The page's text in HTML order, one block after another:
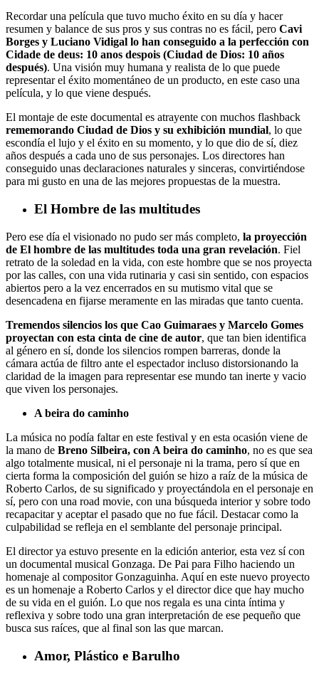
Recordar una película que tuvo mucho éxito en su día y hacer
resumen y balance de sus pros y sus contras no es fácil, pero Cavi
Borges y Luciano Vidigal lo han conseguido a la perfección con
Cidade de deus: 10 anos despois (Ciudad de Dios: 10 años
después). Una visión muy humana y realista de lo que puede
representar el éxito momentáneo de un producto, en este caso una
película, y lo que viene después.
El montaje de este documental es atrayente con muchos flashback
rememorando Ciudad de Dios y su exhibición mundial, lo que
escondía el lujo y el éxito en su momento, y lo que dio de sí, diez
años después a cada uno de sus personajes. Los directores han
conseguido unas declaraciones naturales y sinceras, convirtiéndose
para mi gusto en una de las mejores propuestas de la muestra.
El Hombre de las multitudes
Pero ese día el visionado no pudo ser más completo, la proyección
de El hombre de las multitudes toda una gran revelación. Fiel
retrato de la soledad en la vida, con este hombre que se nos proyecta
por las calles, con una vida rutinaria y casi sin sentido, con espacios
abiertos pero a la vez encerrados en su mutismo vital que se
desencadena en fijarse meramente en las miradas que tanto cuenta.
Tremendos silencios los que Cao Guimaraes y Marcelo Gomes
proyectan con esta cinta de cine de autor, que tan bien identifica
al género en sí, donde los silencios rompen barreras, donde la
cámara actúa de filtro ante el espectador incluso distorsionando la
claridad de la imagen para representar ese mundo tan inerte y vacio
que viven los personajes.
A beira do caminho
La música no podía faltar en este festival y en esta ocasión viene de
la mano de Breno Silbeira, con A beira do caminho, no es que sea
algo totalmente musical, ni el personaje ni la trama, pero sí que en
cierta forma la composición del guión se hizo a raíz de la música de
Roberto Carlos, de su significado y proyectándola en el personaje en
sí, pero con una road movie, con una búsqueda interior y sobre todo
recapacitar y aceptar el pasado que no fue fácil. Destacar como la
culpabilidad se refleja en el semblante del personaje principal.
El director ya estuvo presente en la edición anterior, esta vez sí con
un documental musical Gonzaga. De Pai para Filho haciendo un
homenaje al compositor Gonzaguinha. Aquí en este nuevo proyecto
es un homenaje a Roberto Carlos y el director dice que hay mucho
de su vida en el guión. Lo que nos regala es una cinta íntima y
reflexiva y sobre todo una gran interpretación de ese pequeño que
busca sus raíces, que al final son las que marcan.
Amor, Plástico e Barulho